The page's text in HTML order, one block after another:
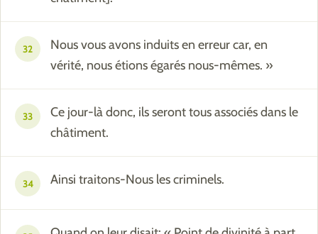
32
Nous vous avons induits en erreur car, en
vérité, nous étions égarés nous-mêmes. »
33
Ce jour-là donc, ils seront tous associés dans le
châtiment.
34 Ainsi traitons-Nous les criminels.